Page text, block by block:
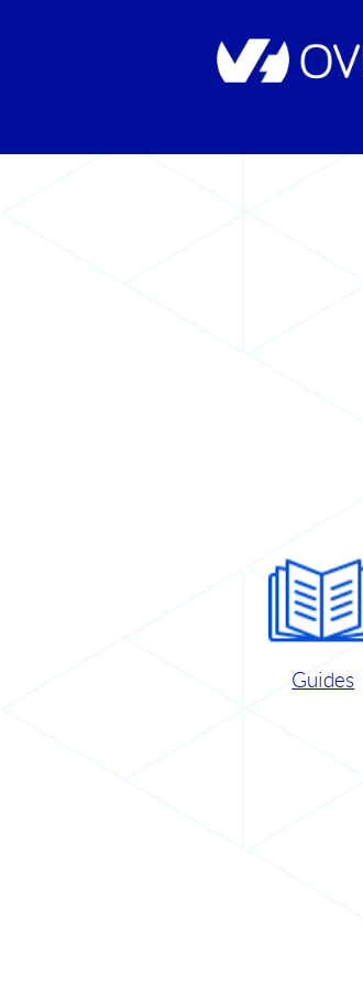
Guides